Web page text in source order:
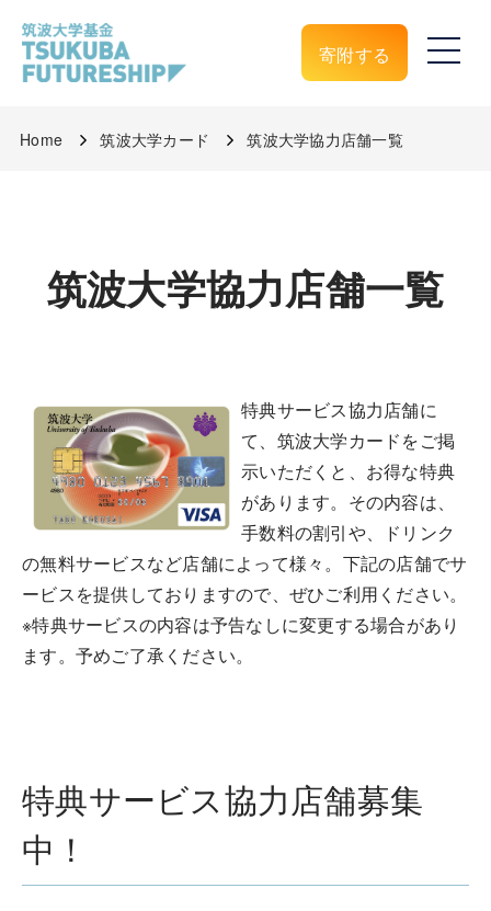
寄附する
Home 筑波大学カード 筑波大学協力店舗一覧
筑波大学協力店舗一覧
特典サービス協力店舗に
て、筑波大学カードをご掲
示いただくと、お得な特典
があります。その内容は、
手数料の割引や、ドリンク
の無料サービスなど店舗によって様々。下記の店舗でサ
ービスを提供しておりますので、ぜひご利用ください。
※特典サービスの内容は予告なしに変更する場合があり
ます。予めご了承ください。
特典サービス協力店舗募集
中！